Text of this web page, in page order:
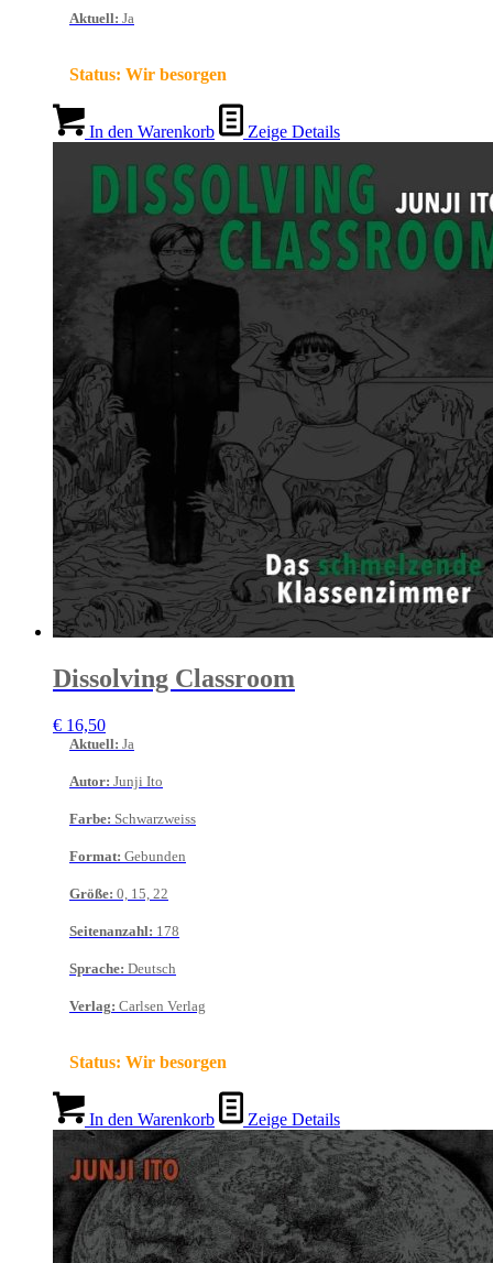
Aktuell: Ja
Status: Wir besorgen
In den Warenkorb Zeige Details
Dissolving Classroom
€ 16,50
Aktuell: Ja
Autor: Junji Ito
Farbe: Schwarzweiss
Format: Gebunden
Größe: 0, 15, 22
Seitenanzahl: 178
Sprache: Deutsch
Verlag: Carlsen Verlag
Status: Wir besorgen
In den Warenkorb Zeige Details